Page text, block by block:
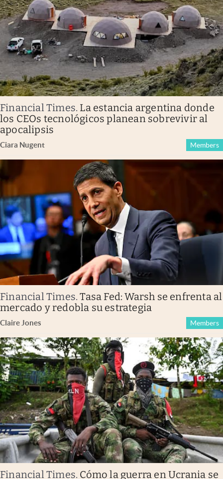
Financial Times. La estancia argentina donde
los CEOs tecnológicos planean sobrevivir al
apocalipsis
Ciara Nugent Members
Financial Times.Tasa Fed: Warsh se enfrenta al
mercado y redobla su estrategia
Claire Jones Members
Financial Times. Cómo la guerra en Ucrania se